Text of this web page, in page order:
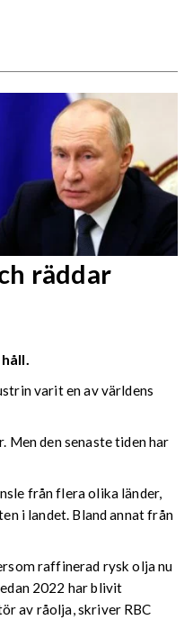
räddar
varit en av världens
Men den senaste tiden har
från flera olika länder,
i landet. Bland annat från
raffinerad rysk olja nu
2022 har blivit
av råolja, skriver RBC